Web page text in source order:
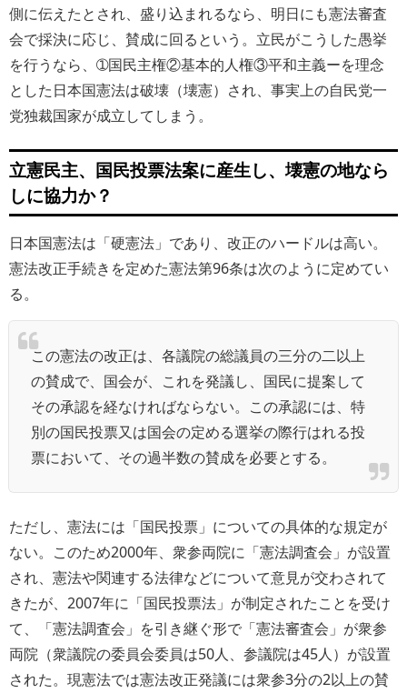
側に伝えたとされ、盛り込まれるなら、明日にも憲法審査
会で採決に応じ、賛成に回るという。立民がこうした愚挙
を行うなら、➀国民主権②基本的人権③平和主義ーを理念
とした日本国憲法は破壊（壊憲）され、事実上の自民党一
党独裁国家が成立してしまう。
立憲民主、国民投票法案に産生し、壊憲の地なら
しに協力か？
日本国憲法は「硬憲法」であり、改正のハードルは高い。
憲法改正手続きを定めた憲法第96条は次のように定めてい
る。
この憲法の改正は、各議院の総議員の三分の二以上
の賛成で、国会が、これを発議し、国民に提案して
その承認を経なければならない。この承認には、特
別の国民投票又は国会の定める選挙の際行はれる投
票において、その過半数の賛成を必要とする。
ただし、憲法には「国民投票」についての具体的な規定が
ない。このため2000年、衆参両院に「憲法調査会」が設置
され、憲法や関連する法律などについて意見が交わされて
きたが、2007年に「国民投票法」が制定されたことを受け
て、「憲法調査会」を引き継ぐ形で「憲法審査会」が衆参
両院（衆議院の委員会委員は50人、参議院は45人）が設置
された。現憲法では憲法改正発議には衆参3分の2以上の賛